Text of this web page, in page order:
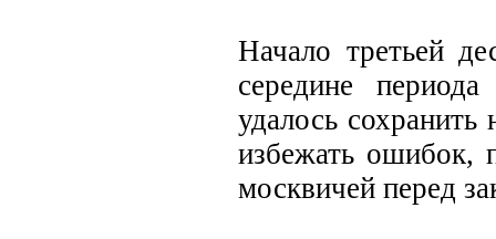
Начало третьей
середине
удалось
избежать ошибок,
москвичей перед